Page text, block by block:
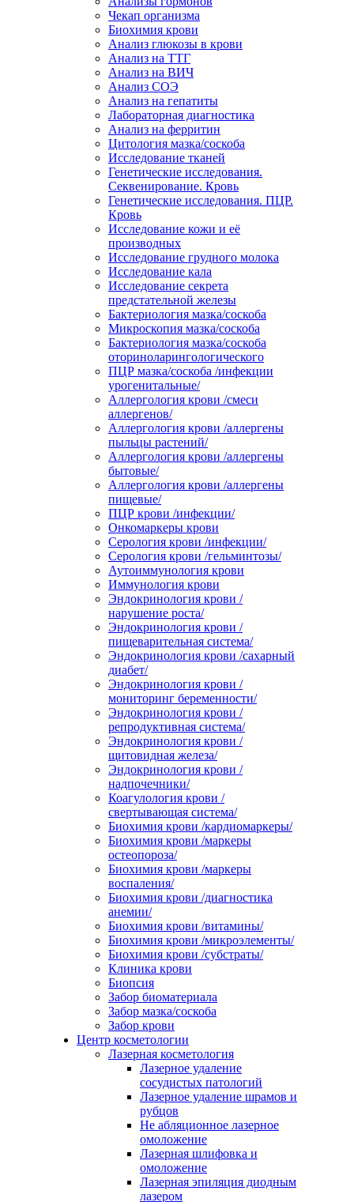
Чекап организма
Биохимия крови
Анализ глюкозы в крови
Анализ на ТТГ
Анализ на ВИЧ
Анализ СОЭ
Анализ на гепатиты
Лабораторная диагностика
Анализ на ферритин
Цитология мазка/соскоба
Исследование тканей
Генетические исследования.
Секвенирование. Кровь
Генетические исследования. ПЦР.
Кровь
Исследование кожи и её
производных
Исследование грудного молока
Исследование кала
Исследование секрета
предстательной железы
Бактериология мазка/соскоба
Микроскопия мазка/соскоба
Бактериология мазка/соскоба
оториноларингологического
ПЦР мазка/соскоба /инфекции
урогенитальные/
Аллергология крови /смеси
аллергенов/
Аллергология крови /аллергены
пыльцы растений/
Аллергология крови /аллергены
бытовые/
Аллергология крови /аллергены
пищевые/
ПЦР крови /инфекции/
Онкомаркеры крови
Серология крови /инфекции/
Серология крови /гельминтозы/
Аутоиммунология крови
Иммунология крови
Эндокринология крови /
нарушение роста/
Эндокринология крови /
пищеварительная система/
Эндокринология крови /сахарный
диабет/
Эндокринология крови /
мониторинг беременности/
Эндокринология крови /
репродуктивная система/
Эндокринология крови /
щитовидная железа/
Эндокринология крови /
надпочечники/
Коагулология крови /
свертывающая система/
Биохимия крови /кардиомаркеры/
Биохимия крови /маркеры
остеопороза/
Биохимия крови /маркеры
воспаления/
Биохимия крови /диагностика
анемии/
Биохимия крови /витамины/
Биохимия крови /микроэлементы/
Биохимия крови /субстраты/
Клиника крови
Биопсия
Забор биоматериала
Забор мазка/соскоба
Забор крови
Центр косметологии
Лазерная косметология
Лазерное удаление
сосудистых патологий
Лазерное удаление шрамов и
рубцов
Не абляционное лазерное
омоложение
Лазерная шлифовка и
омоложение
Лазерная эпиляция диодным
лазером